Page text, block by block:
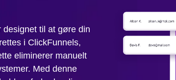
designet til at gøre din
i ClickFunnels,
eliminerer manuelt
Med denne